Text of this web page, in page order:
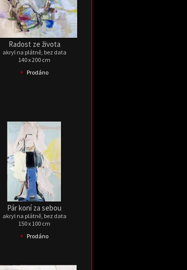
Radost ze života
akryl na plátně, bez data
140 x 200 cm
• Prodáno
Pár koní za sebou
akryl na plátně, bez data
150 x 100 cm
• Prodáno